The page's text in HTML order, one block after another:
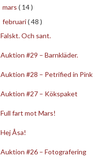
mars ( 14 )
februari( 48 )
Falskt. Och sant.
Auktion #29 – Barnkläder.
Auktion #28 – Petrified in Pink
Auktion #27 – Kökspaket
Full fart mot Mars!
Hej Åsa!
Auktion #26 – Fotografering